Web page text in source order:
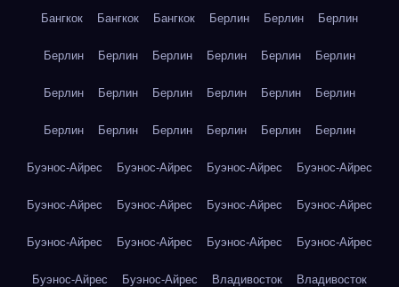
Бангкок Бангкок Бангкок Берлин Берлин Берлин
Берлин Берлин Берлин Берлин Берлин Берлин
Берлин Берлин Берлин Берлин Берлин Берлин
Берлин Берлин Берлин Берлин Берлин Берлин
Буэнос-Айрес Буэнос-Айрес Буэнос-Айрес Буэнос-Айрес
Буэнос-Айрес Буэнос-Айрес Буэнос-Айрес Буэнос-Айрес
Буэнос-Айрес Буэнос-Айрес Буэнос-Айрес Буэнос-Айрес
Буэнос-Айрес Буэнос-Айрес Владивосток Владивосток